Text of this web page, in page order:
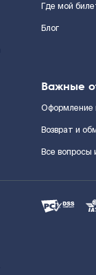
Где мой
Блог
Важные
Оформление
Возврат и
Все вопросы